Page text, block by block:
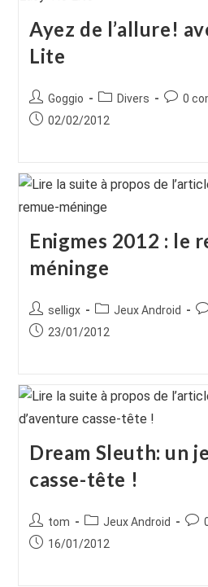
Ayez de l’allure!
Lite
Auteur/autrice
de
Goggio
Post
category:
Divers
0
Publication
02/02/2012
Enigmes 2012 : le
méninge
Auteur/autrice
de
selligx
Post
category:
Jeux Android
Publication
23/01/2012
Dream Sleuth: un
casse-tête !
Auteur/autrice
de
tom
Post
category:
Jeux Android
Publication
16/01/2012